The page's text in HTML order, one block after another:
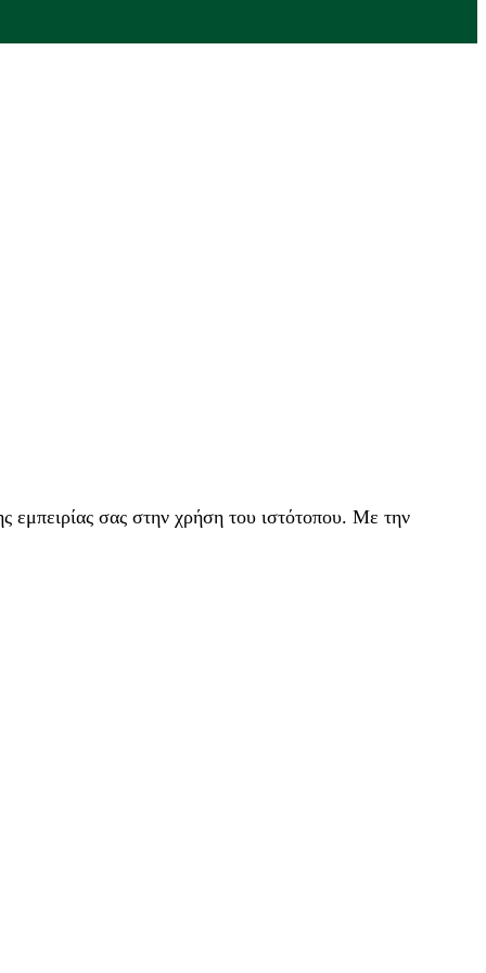
εμπειρίας σας στην χρήση του ιστότοπου. Με την